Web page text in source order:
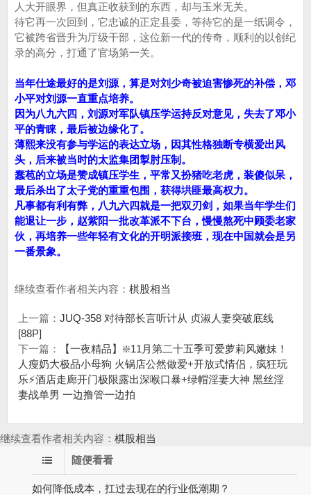
人大开眼界，但真正收获到的东西，却与玉米无关。
待它再一次回到，它忠诚的正定县委，等待它的是一纸调令，
它被跨省晋升为厅级干部，这位新一代的传奇，顺利的以创纪
录的高分，打通了官场第一关。
当年仕途最好的是刘源，算是对刘少奇被迫害惨死的补偿，邓
小平对刘源一直重点培养。
因为八九六四，刘源对军队镇压学运持反对意见，失去了邓小
平的青睐，最后被边缘化了。
薄熙来没有参与学运的表达立场，因其性格独断专横爱出风
头，后来被当时的太监集团掣肘压制。
蠢苞的立场是赞成镇压学生，平常又扮猪吃老虎，装傻似呆，
最后杀出了太子党的重重包围，获得垬匪最高权力。
凡事都有利有弊，八九六四就是一把双刃剑，如果当年学生们
能退让一步，赵紫阳一批改革派不下台，慢慢熬死中顾委老家
伙，再培养一些年轻有文化的开明派接班，现在中国就会是另
一番景象。
继续查看作者相关内容： 棋股相当
上一篇： JUQ-358 对待部长言听计从 贞淑人妻突破底线
[88P]
下一篇：
【一夜精品】❇️11月第二十五季可爱萝莉风嫩妹！
人瘦奶大极品小母狗 火锅店公然做爱+开放式情侣，疯狂玩
乐⚡酒店走廊开门极限露出深喉口暴+绿帽淫妻大神 黑丝淫
妻战单男 一边撸管一边拍
继续查看作者相关内容： 棋股相当
随便看看
如何降低成本，扛过去现在的行业低潮期？